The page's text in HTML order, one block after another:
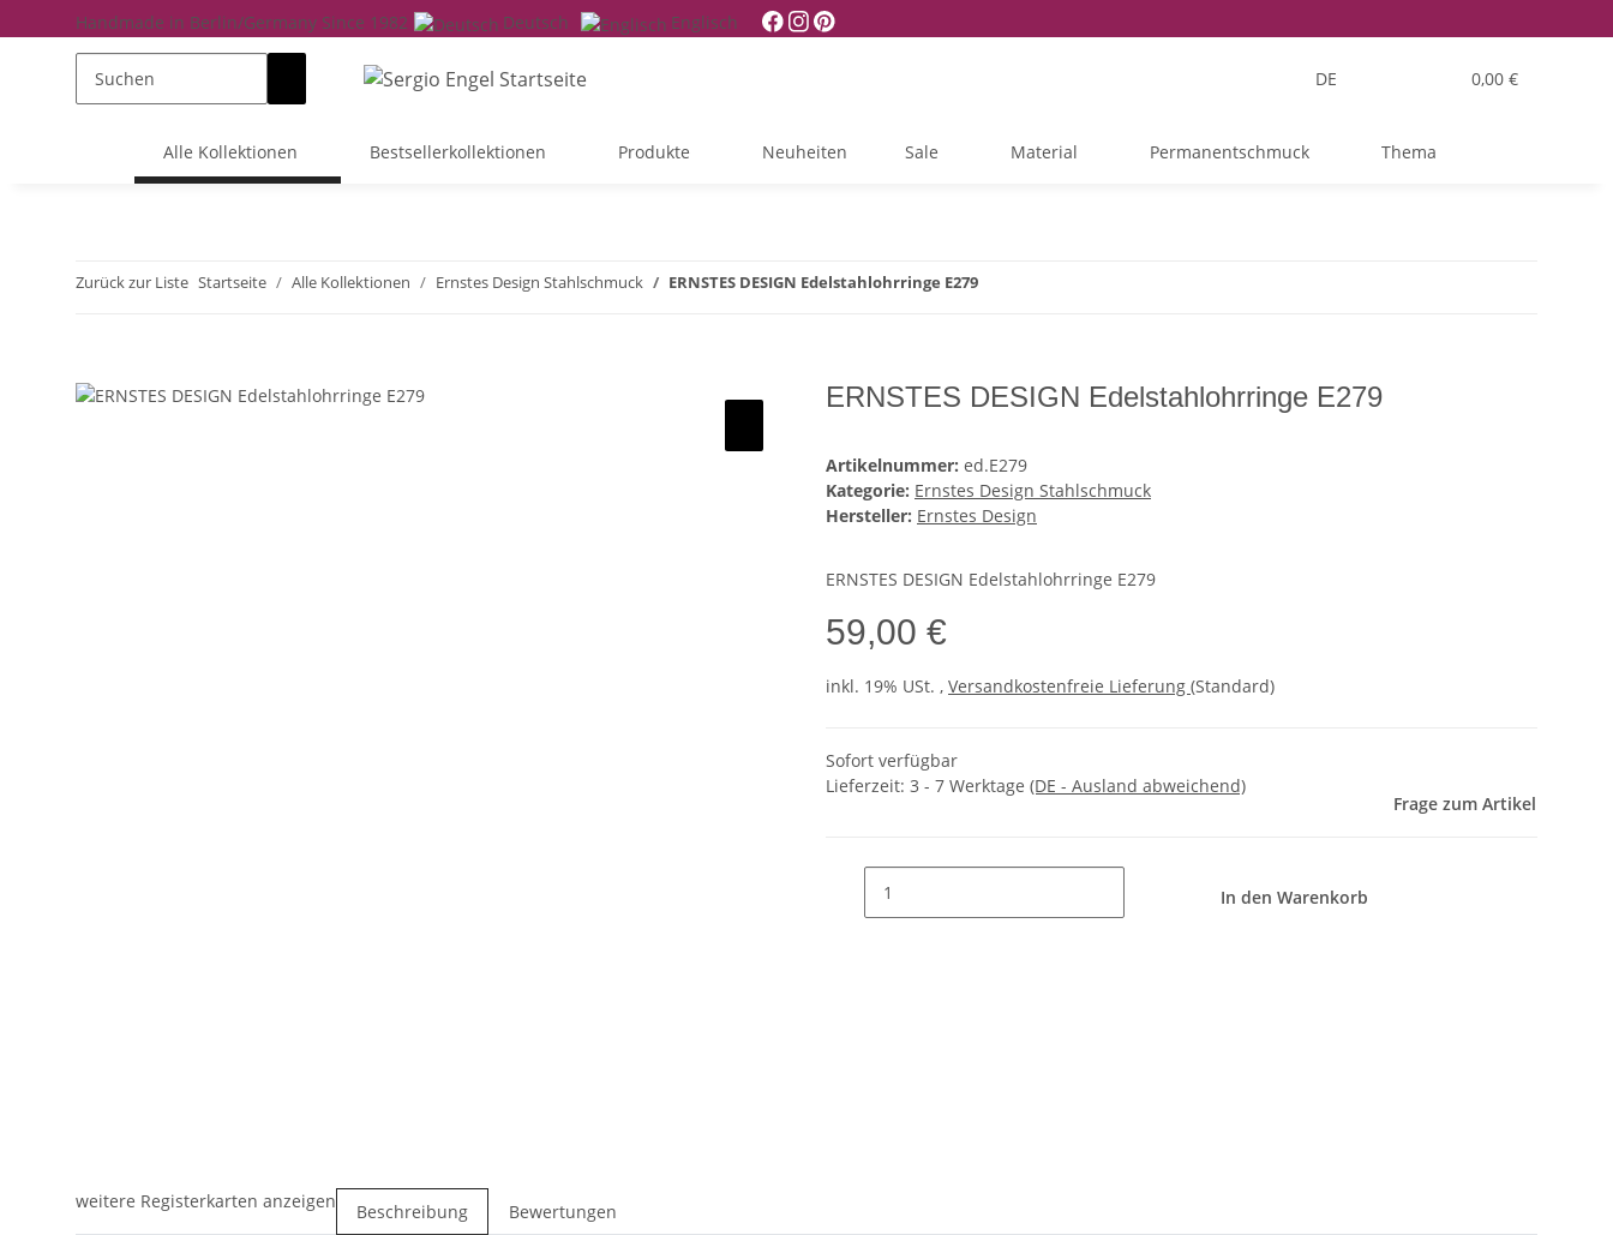
Handmade in Berlin/Germany Since 1982 Deutsch Englisch
DE 0,00 €
Alle Kollektionen Bestsellerkollektionen Produkte Neuheiten Sale Material Permanentschmuck Thema
Zurück zur Liste Startseite Alle Kollektionen Ernstes Design Stahlschmuck ERNSTES DESIGN Edelstahlohrringe E279
ERNSTES DESIGN Edelstahlohrringe E279
Artikelnummer: ed.E279
Kategorie: Ernstes Design Stahlschmuck
Hersteller: Ernstes Design
ERNSTES DESIGN Edelstahlohrringe E279
59,00 €
inkl. 19% USt. , Versandkostenfreie Lieferung (Standard)
Sofort verfügbar
Lieferzeit: 3 - 7 Werktage (DE - Ausland abweichend)
Frage zum Artikel
In den Warenkorb
weitere Registerkarten anzeigen Beschreibung
Bewertungen